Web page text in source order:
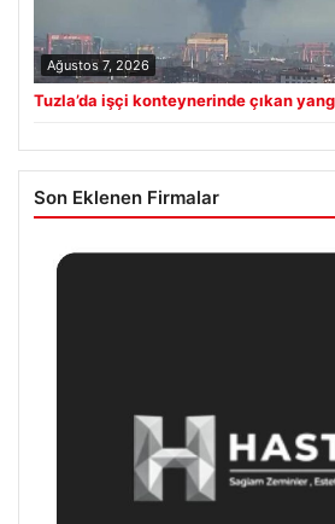
Ağustos 7, 2026
Tuzla’da işçi konteynerinde çıkan
Son Eklenen Firmalar